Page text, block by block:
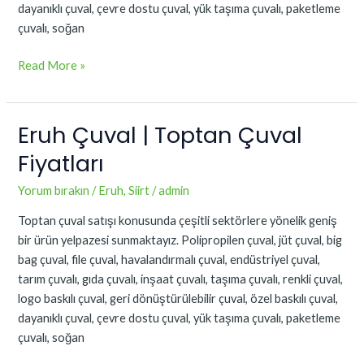
dayanıklı çuval, çevre dostu çuval, yük taşıma çuvalı, paketleme
çuvalı, soğan
Read More »
Eruh Çuval | Toptan Çuval
Fiyatları
Yorum bırakın / Eruh,Siirt/admin
Toptan çuval satışı konusunda çeşitli sektörlere yönelik geniş
bir ürün yelpazesi sunmaktayız. Polipropilen çuval, jüt çuval, big
bag çuval, file çuval, havalandırmalı çuval, endüstriyel çuval,
tarım çuvalı, gıda çuvalı, inşaat çuvalı, taşıma çuvalı, renkli çuval,
logo baskılı çuval, geri dönüştürülebilir çuval, özel baskılı çuval,
dayanıklı çuval, çevre dostu çuval, yük taşıma çuvalı, paketleme
çuvalı, soğan
Eruh
|
Toptan
Fiyatları